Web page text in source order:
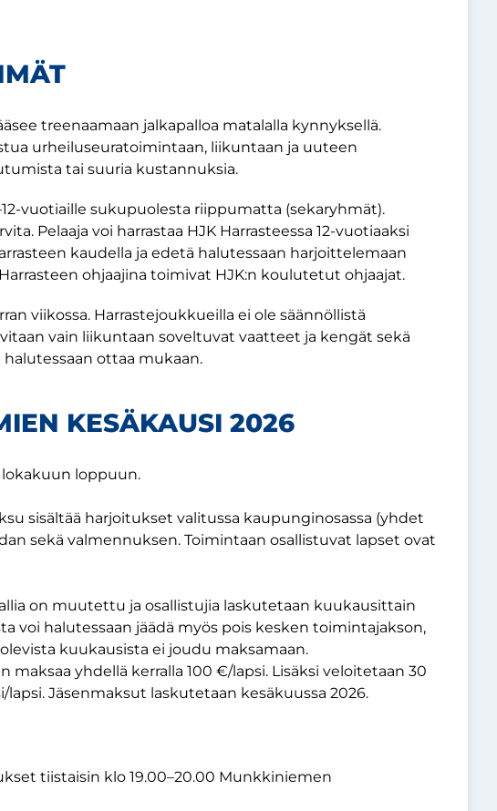
treenaamaan jalkapalloa matalalla kynnyksellä.
urheiluseuratoimintaan, liikuntaan ja uuteen
tai suuria kustannuksia.
vuotiaille sukupuolesta riippumatta (sekaryhmät).
Pelaaja voi harrastaa HJK Harrasteessa 12-vuotiaaksi
kaudella ja edetä halutessaan harjoittelemaan
ohjaajina toimivat HJK:n koulutetut ohjaajat.
viikossa. Harrastejoukkueilla ei ole säännöllistä
vain liikuntaan soveltuvat vaatteet ja kengät sekä
ottaa mukaan.
KESÄKAUSI 2026
loppuun.
sisältää harjoitukset valitussa kaupunginosassa (yhdet
sekä valmennuksen. Toimintaan osallistuvat lapset ovat
on muutettu ja osallistujia laskutetaan kuukausittain
voi halutessaan jäädä myös pois kesken toimintajakson,
kuukausista ei joudu maksamaan.
maksaa yhdellä kerralla 100 €/lapsi. Lisäksi veloitetaan 30
Jäsenmaksut laskutetaan kesäkuussa 2026.
tiistaisin klo 19.00–20.00 Munkkiniemen